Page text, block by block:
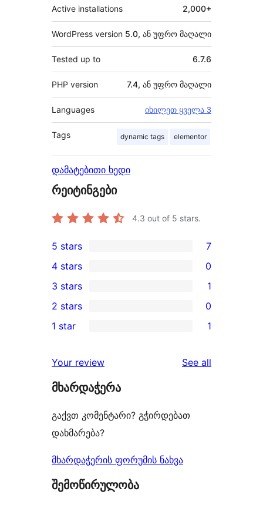
Active installations 2,000+
WordPress version 5.0, ან უფრო მაღალი
Tested up to 6.7.6
PHP version 7.4, ან უფრო მაღალი
Languages იხილეთ ყველა 3
Tags dynamic tags elementor
დამატებითი ხედი
რეიტინგები
4.3 out of 5 stars.
7
5-
star
reviews
5 stars 7
4-
star
reviews
4 stars 0
1
3-
star
3 stars 1
2-
reviews
2 stars 0
star
review
1 star 1
Your review See all
მხარდაჭერა
გაქვთ კომენტარი? გჭირდებათ
დახმარება?
მხარდაჭერის ფორუმის ნახვა
შემოწირულობა